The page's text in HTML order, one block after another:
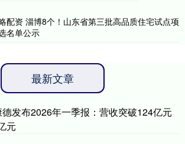
配资 淄博8个！山东省第三批高品质住宅试点项
名单公示
最新文章
发布2026年一季报：营收突破124亿元
元